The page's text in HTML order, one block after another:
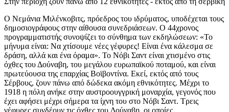
Ο Νεμάνια Μιλένκοβιτς, πρόεδρος του ιδρύματος, υποδέχεται τους
δημοσιογράφους στην αίθουσα συνεδριάσεων. Ο 44χρονος
προγραμματιστής συνοψίζει το σύνθημα των εκδηλώσεων: «Το
μήνυμα είναι: Να χτίσουμε νέες γέφυρες! Είναι ένα κάλεσμα σε
δράση, αλλά και ένα όραμα». Το Νόβι Σαντ είναι χτισμένο στις
όχθες του Δούναβη, του μεγάλου ευρωπαϊκού ποταμού, και είναι
πρωτεύουσα της επαρχίας Βοϊβοντίνα. Εκεί, εκτός από τους
Σέρβους, ζουν πάνω από δώδεκα ακόμη εθνικότητες. Μέχρι το
1918 η πόλη ανήκε στην αυστροουγγρική μοναρχία, γεγονός που
έχει αφήσει μέχρι σήμερα τα ίχνη του στο Νόβι Σαντ. Τρεις
γέφυρες συνδέουν τις όχθες του Δούναβη, οι οποίες